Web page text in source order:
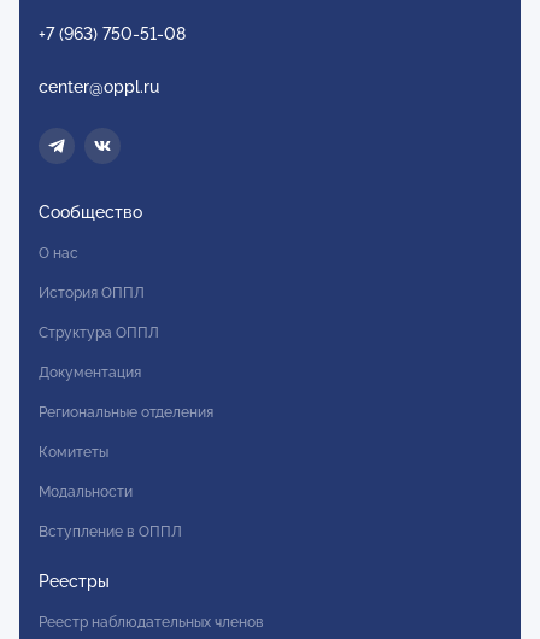
+7 (963) 750-51-08
center@oppl.ru
Сообщество
О нас
История ОППЛ
Структура ОППЛ
Документация
Региональные отделения
Комитеты
Модальности
Вступление в ОППЛ
Реестры
Реестр наблюдательных членов